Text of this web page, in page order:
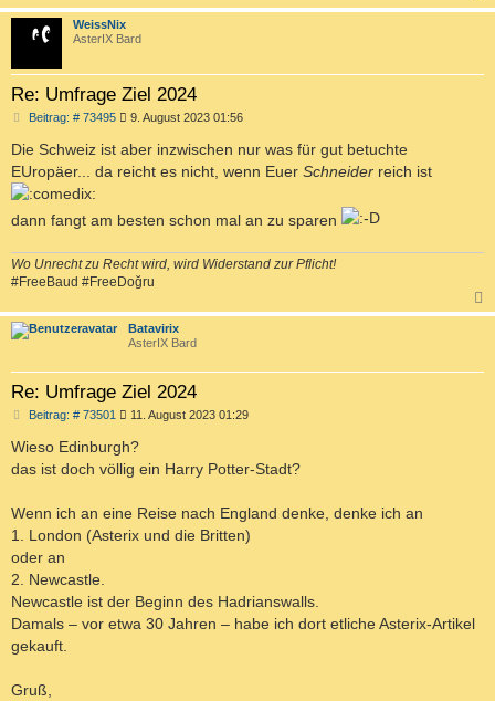
a
WeissNix
AsterIX Bard
Re: Umfrage Ziel 2024
Beitrag: # 73495B
i
t
r
9. August 2023 01:56
Die Schweiz ist aber inzwischen nur was für gut betuchte
EUropäer... da reicht es nicht, wenn Euer Schneider reich ist
dann fangt am besten schon mal an zu sparen
Wo Unrecht zu Recht wird, wird Widerstand zur Pflicht!
#FreeBaud #FreeDoğru
a
Batavirix
AsterIX Bard
Re: Umfrage Ziel 2024
Beitrag: # 73501 B
i
t
r
11. August 2023 01:29
Wieso Edinburgh?
das ist doch völlig ein Harry Potter-Stadt?
Wenn ich an eine Reise nach England denke, denke ich an
1. London (Asterix und die Britten)
oder an
2. Newcastle.
Newcastle ist der Beginn des Hadrianswalls.
Damals – vor etwa 30 Jahren – habe ich dort etliche Asterix-Artikel
gekauft.
Gruß,